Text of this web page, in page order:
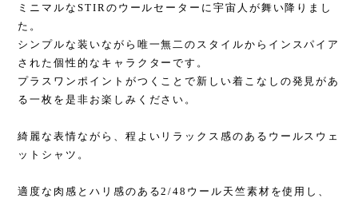
ミニマルなSTIRのウールセーターに宇宙人が舞い降りまし
た。
シンプルな装いながら唯一無二のスタイルからインスパイア
された個性的なキャラクターです。
プラスワンポイントがつくことで新しい着こなしの発見があ
る一枚を是非お楽しみください。
綺麗な表情ながら、程よいリラックス感のあるウールスウェ
ットシャツ。
適度な肉感とハリ感のある2/48ウール天竺素材を使用し、